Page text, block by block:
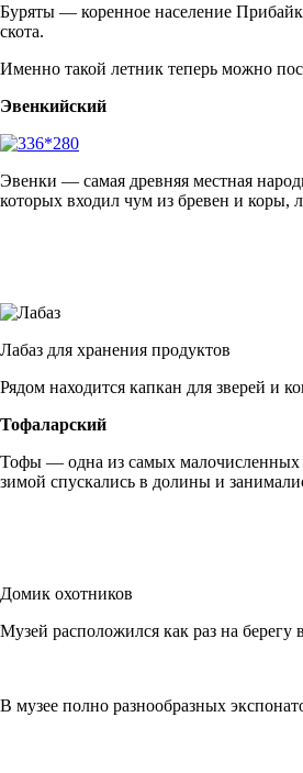
Буряты — коренное население
скота.
Именно такой летник теперь можно
Эвенкийский
Эвенки — самая древняя местная
которых входил чум из бревен и коры,
Лабаз для хранения продуктов
Рядом находится капкан для зверей и
Тофаларский
Тофы — одна из самых малочисленных
зимой спускались в долины и
Домик охотников
Музей расположился как раз на
В музее полно разнообразных